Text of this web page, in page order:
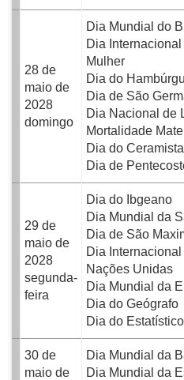
28 de
maio de
2028
domingo
Dia Mundial do
Dia
Mulher
Dia do
Dia de São
Dia Nacional de
Mortalidade
Dia do Ceramista
Dia de
29 de
maio de
2028
segunda-
feira
Dia do Ibgeano
Dia Mundial da
Dia de São
Dia
Nações Unidas
Dia Mundial da
Dia do Geógrafo
Dia do Estatístico
30 de
maio de
Dia Mundial da
Dia Mundial da